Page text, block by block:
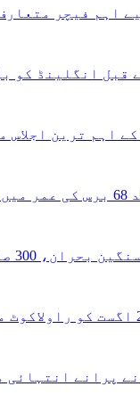
اہم فیچر
قبل انگلینڈ کو
اہم ترین اجلاس
کے دہانے پر پہنچ گئیں
پرانے انتہائی